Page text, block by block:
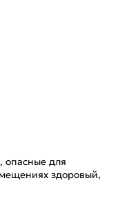
опасные для
здоровый,